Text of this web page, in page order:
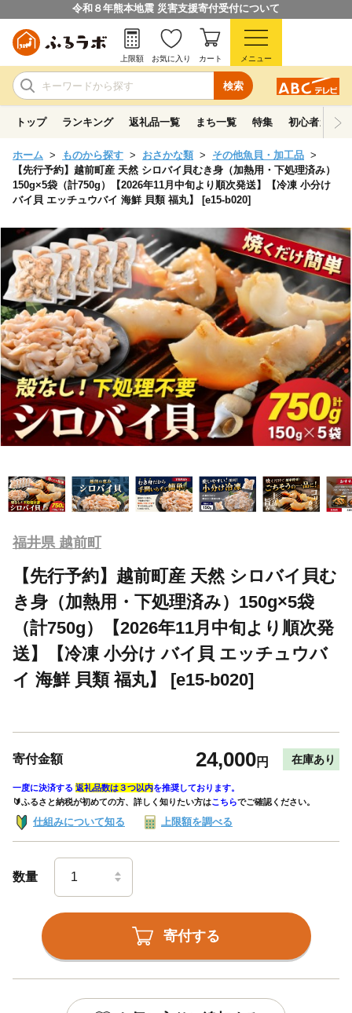
令和８年熊本地震 災害支援寄付受付について
検索
上限額 お気に入り カート メニュー
トップ ランキング 返礼品一覧 まち一覧 特集 初心者ガイド
ホーム ものから探す おさかな類
その他魚貝・加工品
【先行予約】越前町産 天然 シロバイ貝むき身（加熱用・下処理済み）
150g×5袋（計750g）【2026年11月中旬より順次発送】【冷凍 小分け
バイ貝 エッチュウバイ 海鮮 貝類 福丸】 [e15-b020]
福井県 越前町
【先行予約】越前町産 天然 シロバイ貝む
き身（加熱用・下処理済み）150g×5袋
（計750g）【2026年11月中旬より順次発
送】【冷凍 小分け バイ貝 エッチュウバ
イ 海鮮 貝類 福丸】 [e15-b020]
寄付金額 24,000円 在庫あり
一度に決済する 返礼品数は３つ以内を推奨しております。
🔰ふるさと納税が初めての方、詳しく知りたい方はこちらでご確認ください。
仕組みについて知る 上限額を調べる
数量
寄付する